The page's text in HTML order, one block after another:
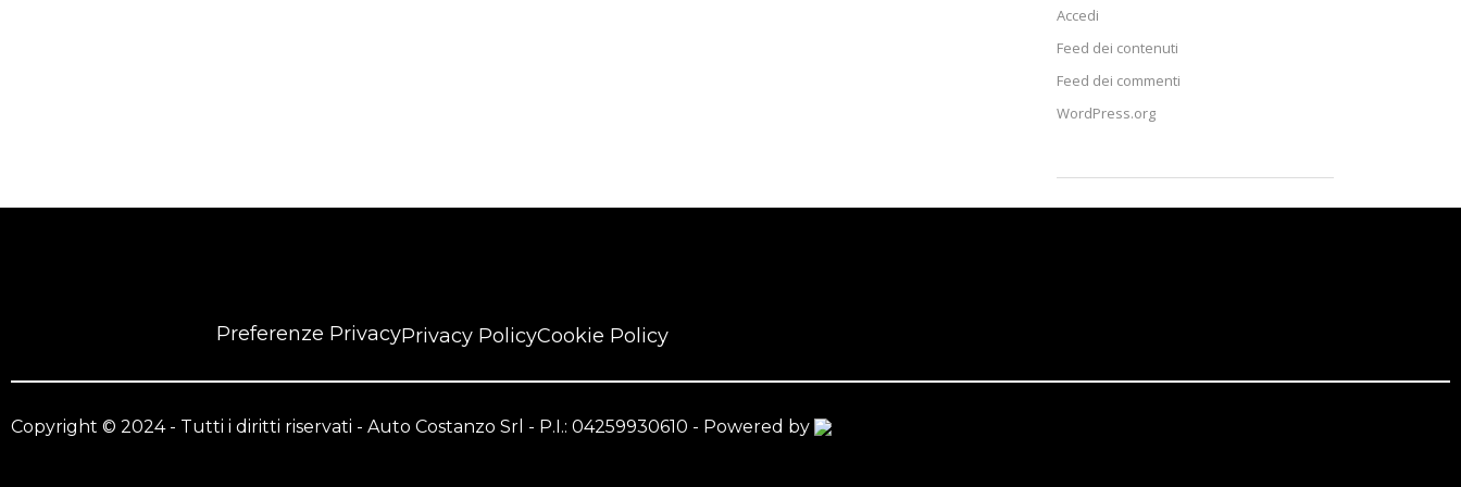
Accedi
Feed dei contenuti
Feed dei commenti
WordPress.org
Preferenze PrivacyPrivacy PolicyCookie Policy
Copyright © 2024 - Tutti i diritti riservati - Auto Costanzo Srl - P.I.: 04259930610 - Powered by